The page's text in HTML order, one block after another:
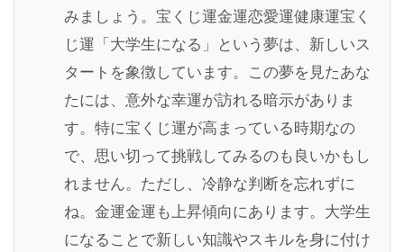
みましょう。宝くじ運金運恋愛運健康運宝く
じ運「大学生になる」という夢は、新しいス
タートを象徴しています。この夢を見たあな
たには、意外な幸運が訪れる暗示がありま
す。特に宝くじ運が高まっている時期なの
で、思い切って挑戦してみるのも良いかもし
れません。ただし、冷静な判断を忘れずに
ね。金運金運も上昇傾向にあります。大学生
になることで新しい知識やスキルを身に付け